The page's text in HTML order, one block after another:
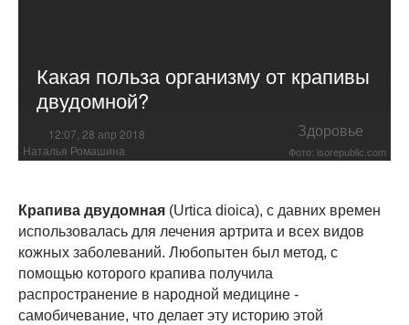
Какая польза организму от крапивы
двудомной?
12:07, 28 апр 2018 Здоровье
Наталья Ромашина Фото: isorepublic.com
Крапива двудомная (Urtica dioica), с давних времен
использовалась для лечения артрита и всех видов
кожных заболеваний. Любопытен был метод, с
помощью которого крапива получила
распространение в народной медицине -
самобичевание, что делает эту историю этой